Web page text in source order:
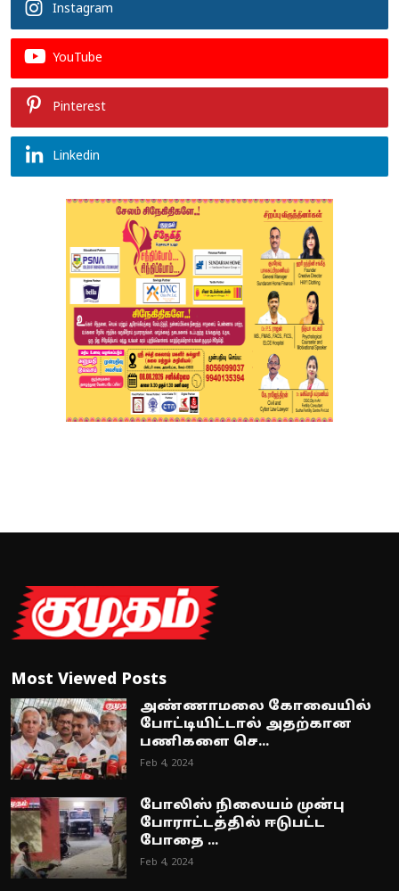
Instagram
YouTube
Pinterest
Linkedin
Most Viewed Posts
அண்ணாமலை கோவையில்
போட்டியிட்டால் அதற்கான
பணிகளை செ...
Feb 4, 2024
போலிஸ் நிலையம் முன்பு
போராட்டத்தில் ஈடுபட்ட
போதை ...
Feb 4, 2024